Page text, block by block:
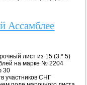
радость!
Ассамблее
лист из 15 (3 * 5)
на марке № 2204
30
участников СНГ